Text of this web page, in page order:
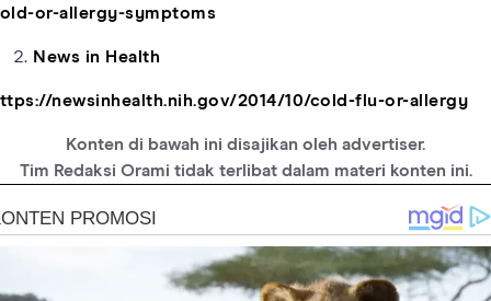
or-allergy-symptoms
News in Health
newsinhealth.nih.gov/2014/10/cold-flu-or-allergy
Konten di bawah ini disajikan oleh advertiser.
Tim Redaksi Orami tidak terlibat dalam materi konten ini.